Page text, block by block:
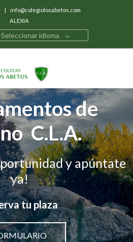
|
info@colegiolosabetos.com
ALEXIA
Seleccionar idioma
de
C.L.A.
y apúntate
ya!
tu plaza